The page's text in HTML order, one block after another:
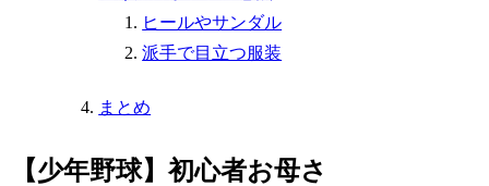
ヒールやサンダル
派手で目立つ服装
まとめ
【少年野球】初心者お母さ